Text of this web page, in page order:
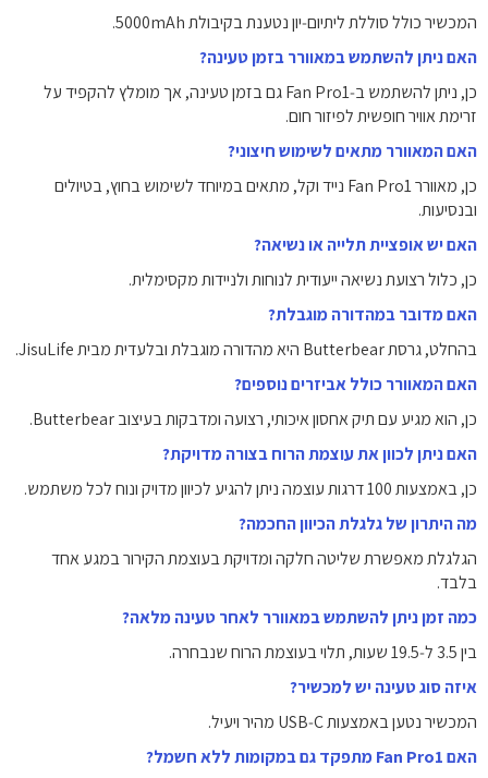
המכשיר כולל סוללת ליתיום‑יון נטענת בקיבולת ‎5000mAh‎.
האם ניתן להשתמש במאוורר בזמן טעינה?
כן, ניתן להשתמש ב‑Fan Pro1 גם בזמן טעינה, אך מומלץ להקפיד על
זרימת אוויר חופשית לפיזור חום.
האם המאוורר מתאים לשימוש חיצוני?
כן, מאוורר Fan Pro1 נייד וקל, מתאים במיוחד לשימוש בחוץ, בטיולים
ובנסיעות.
האם יש אופציית תלייה או נשיאה?
כן, כלול רצועת נשיאה ייעודית לנוחות ולניידות מקסימלית.
האם מדובר במהדורה מוגבלת?
בהחלט, גרסת Butterbear היא מהדורה מוגבלת ובלעדית מבית JisuLife.
האם המאוורר כולל אביזרים נוספים?
כן, הוא מגיע עם תיק אחסון איכותי, רצועה ומדבקות בעיצוב Butterbear.
האם ניתן לכוון את עוצמת הרוח בצורה מדויקת?
כן, באמצעות 100 דרגות עוצמה ניתן להגיע לכיוון מדויק ונוח לכל משתמש.
מה היתרון של גלגלת הכיוון החכמה?
הגלגלת מאפשרת שליטה חלקה ומדויקת בעוצמת הקירור במגע אחד
בלבד.
כמה זמן ניתן להשתמש במאוורר לאחר טעינה מלאה?
בין ‎3.5‎ ל‑‎19.5‎ שעות, תלוי בעוצמת הרוח שנבחרה.
איזה סוג טעינה יש למכשיר?
המכשיר נטען באמצעות USB‑C מהיר ויעיל.
האם Fan Pro1 מתפקד גם במקומות ללא חשמל?